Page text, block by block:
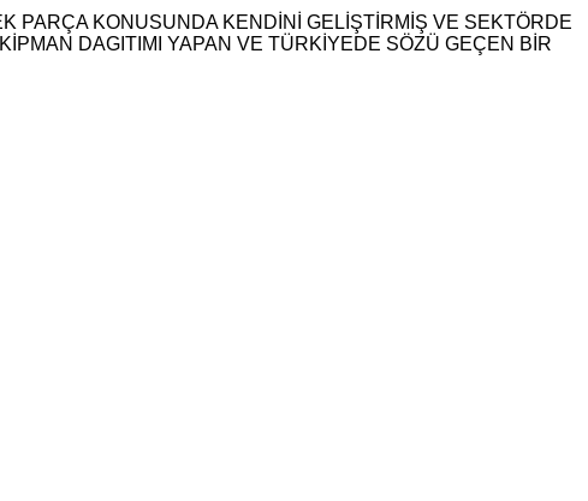
PARÇA KONUSUNDA KENDİNİ GELİŞTİRMİŞ VE SEKTÖRDE
DAGITIMI YAPAN VE TÜRKİYEDE SÖZÜ GEÇEN BİR